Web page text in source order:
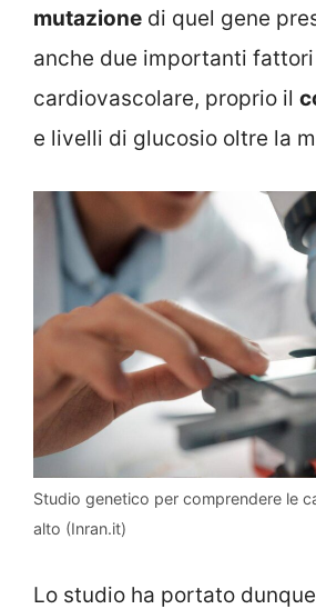
mutazione di quel gene
anche due importanti
cardiovascolare, proprio il
e livelli di glucosio oltre la
Studio genetico per comprendere le
alto (Inran.it)
Lo studio ha portato